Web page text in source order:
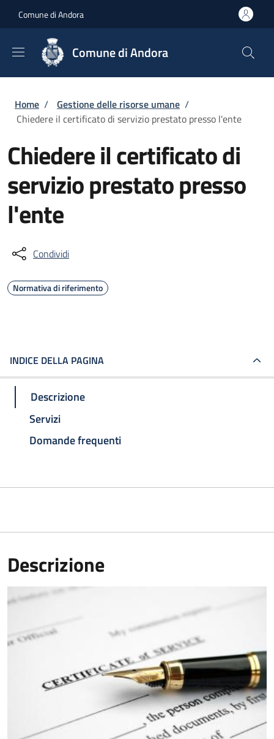
Comune di Andora
Comune di Andora
Briciole di pane
Home / Gestione delle risorse umane /
Chiedere il certificato di servizio prestato presso l'ente
Chiedere il certificato di
servizio prestato presso
l'ente
Condividi
Normativa di riferimento
INDICE DELLA PAGINA
Descrizione
Servizi
Domande frequenti
Descrizione